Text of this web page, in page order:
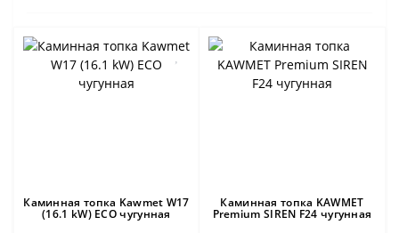
Каминная топка Kawmet W17
(16.1 kW) ECO чугунная
Каминная топка KAWMET
Premium SIREN F24 чугунная